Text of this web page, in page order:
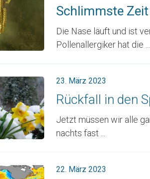
Schlimmste
Die Nase läuft und ist
Pollenallergiker hat die ...
23. März 2023
Rückfall in den
Jetzt müssen wir alle
nachts fast ...
22. März 2023